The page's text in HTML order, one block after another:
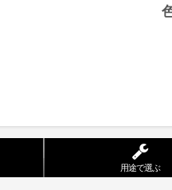
用途で選ぶ